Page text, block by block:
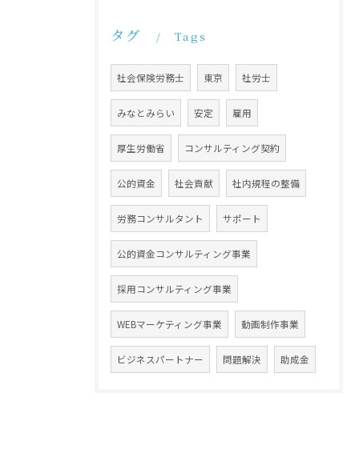
タグ Tags
社会保険労務士 東京 社労士
みなとみらい 安定 雇用
厚生労働省 コンサルティング契約
公的資金 社会貢献 社内規程の整備
労務コンサルタント サポート
公的資金コンサルティング事業
採用コンサルティング事業
WEBマーケティング事業 動画制作事業
ビジネスパートナー 問題解決 助成金